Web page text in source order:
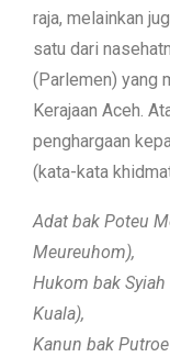
raja, melainkan
satu dari
(Parlemen) yang
Kerajaan Aceh.
penghargaan
(kata-kata
Adat bak Poteu
Meureuhom),
Hukom bak
Kuala),
Kanun bak